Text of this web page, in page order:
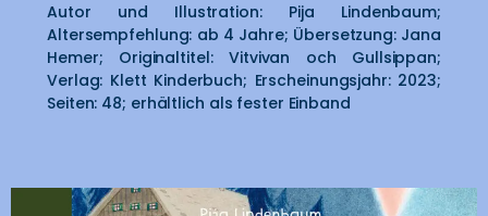
Autor und Illustration: Pija Lindenbaum;
Altersempfehlung: ab 4 Jahre; Übersetzung: Jana
Hemer; Originaltitel: Vitvivan och Gullsippan;
Verlag: Klett Kinderbuch; Erscheinungsjahr: 2023;
Seiten: 48; erhältlich als fester Einband